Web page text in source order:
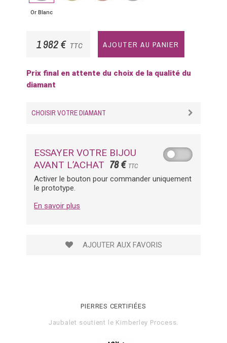
Or Blanc
1 982 € TTC AJOUTER AU PANIER
Prix final en attente du choix de la qualité du
diamant
CHOISIR VOTRE DIAMANT
ESSAYER VOTRE BIJOU
AVANT L’ACHAT 78 € TTC
Activer le bouton pour commander uniquement
le prototype.
En savoir plus
AJOUTER AUX FAVORIS
PIERRES CERTIFIÉES
Jaubalet soutient le Kimberley Process